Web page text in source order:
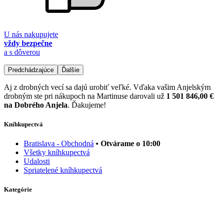
U nás nakupujete
vždy bezpečne
a s dôverou
Predchádzajúce Ďalšie
Aj z drobných vecí sa dajú urobiť veľké. Vďaka vašim Anjelským
drobným ste pri nákupoch na Martinuse darovali už 1 501 846,00 €
na Dobrého Anjela. Ďakujeme!
Kníhkupectvá
Bratislava - Obchodná • Otvárame o 10:00
Všetky kníhkupectvá
Udalosti
Spriatelené kníhkupectvá
Kategórie